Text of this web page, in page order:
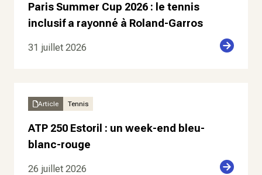
Paris Summer Cup 2026 : le tennis
inclusif a rayonné à Roland-Garros
31 juillet 2026
Article Tennis
ATP 250 Estoril : un week-end bleu-
blanc-rouge
26 juillet 2026